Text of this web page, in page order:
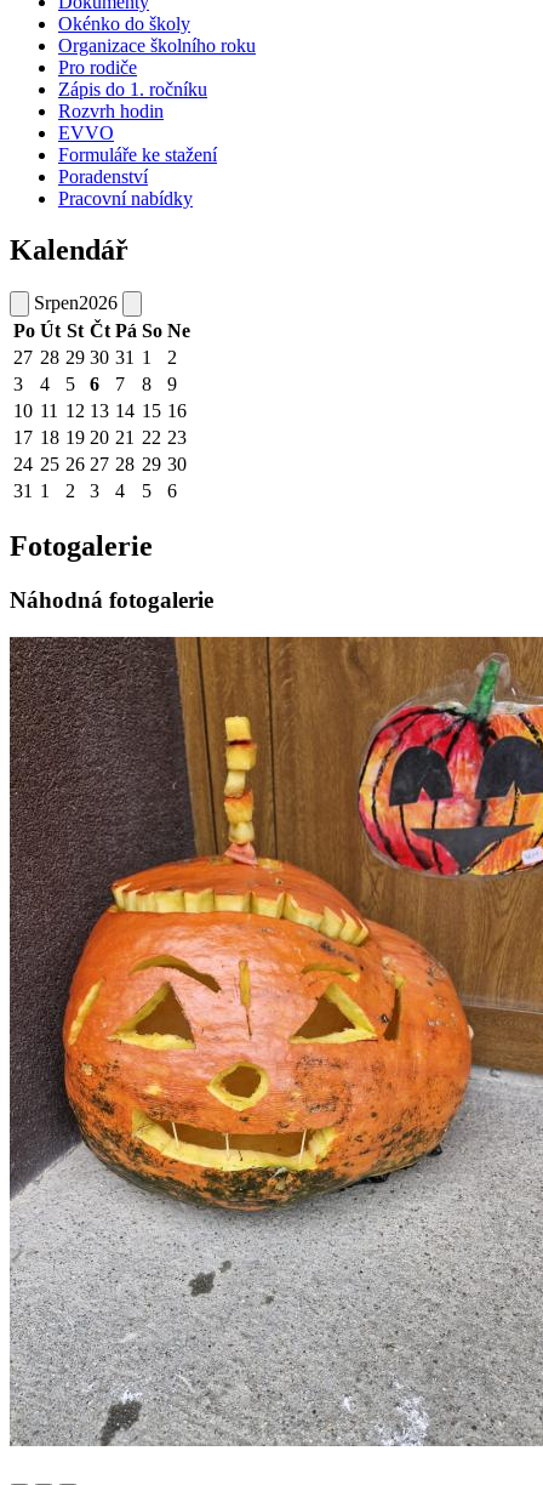
Okénko do školy
Organizace školního roku
Pro rodiče
Zápis do 1. ročníku
Rozvrh hodin
EVVO
Formuláře ke stažení
Poradenství
Pracovní nabídky
Kalendář
Srpen2026
Po Út St Čt Pá So Ne
27 28 29 30 31 1
2
3
4 5 6 7 8
9
10 11 12 13 14 15 16
17 18 19 20 21 22 23
24 25 26 27 28 29 30
31 1 2 3 4 5 6
Fotogalerie
Náhodná fotogalerie